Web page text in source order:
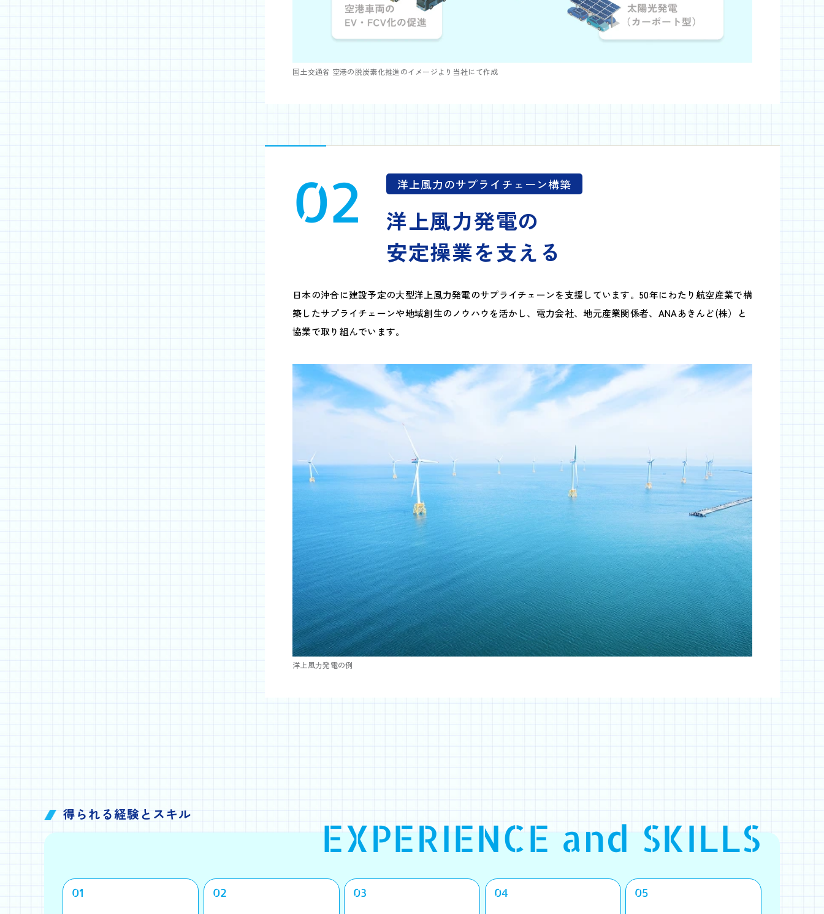
国土交通省 空港の脱炭素化推進のイメージより当社にて作成
02 洋上風力のサプライチェーン構築
洋上風力発電の
安定操業を支える
日本の沖合に建設予定の大型洋上風力発電のサプライチェーンを支援しています。50年にわたり航空産業で構
築したサプライチェーンや地域創生のノウハウを活かし、電力会社、地元産業関係者、ANAあきんど(株）と
協業で取り組んでいます。
洋上風力発電の例
得られる経験とスキル
01 02 03 04 05
EXPERIENCE and SKILLS